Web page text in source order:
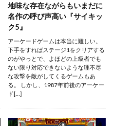
地味な存在ながらもいまだに
名作の呼び声高い『サイキッ
ク5』
アーケードゲームは本当に難しい。
下手をすればステージ1をクリアする
のがやっとで、よほどの上級者でも
ない限り対応できないような理不尽
な攻撃を敵がしてくるゲームもあ
る。 しかし、1987年前後のアーケー
ド[…]